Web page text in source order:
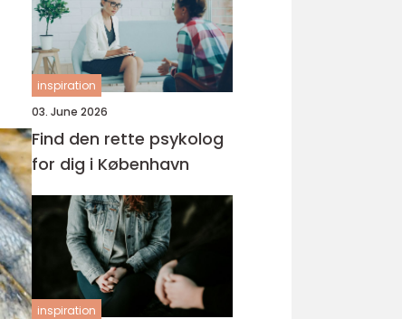
inspiration
03. June 2026
Find den rette psykolog
for dig i København
inspiration